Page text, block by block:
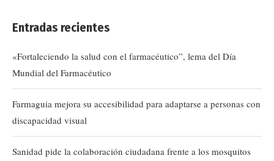
Entradas recientes
«Fortaleciendo la salud con el farmacéutico”, lema del Día
Mundial del Farmacéutico
Farmaguia mejora su accesibilidad para adaptarse a personas con
discapacidad visual
Sanidad pide la colaboración ciudadana frente a los mosquitos